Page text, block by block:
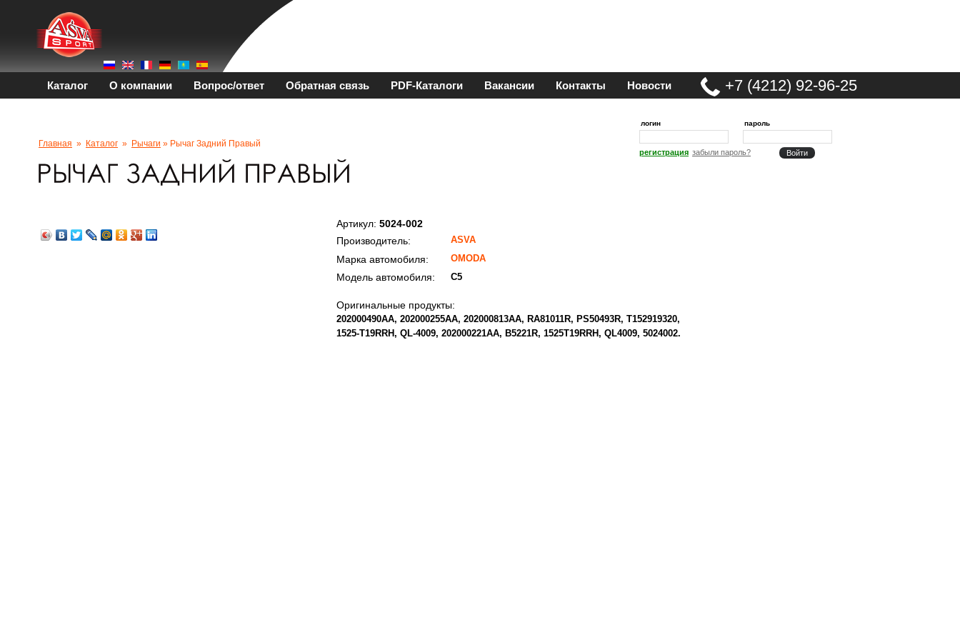
Каталог О компании Вопрос/ответ Обратная связь PDF-Каталоги Вакансии Контакты Новости +7 (4212) 92-96-25
логин пароль
регистрация забыли пароль?
Главная » Каталог » Рычаги » Рычаг Задний Правый
Артикул: 5024-002
Производитель:
ASVA
Марка автомобиля: OMODA
Модель автомобиля: C5
Оригинальные продукты:
202000490AA 202000255AA 202000813AA RA81011R PS50493R T152919320
1525-T19RRH
QL-4009 202000221AA B5221R 1525T19RRH QL4009 5024002